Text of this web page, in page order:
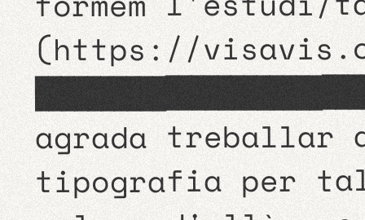
(https://
mare del meu fill, però això
agrada treballar
tipografia per